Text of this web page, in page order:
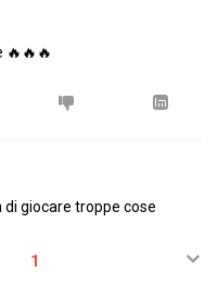
🔥🔥🔥
giocare troppe cose
1